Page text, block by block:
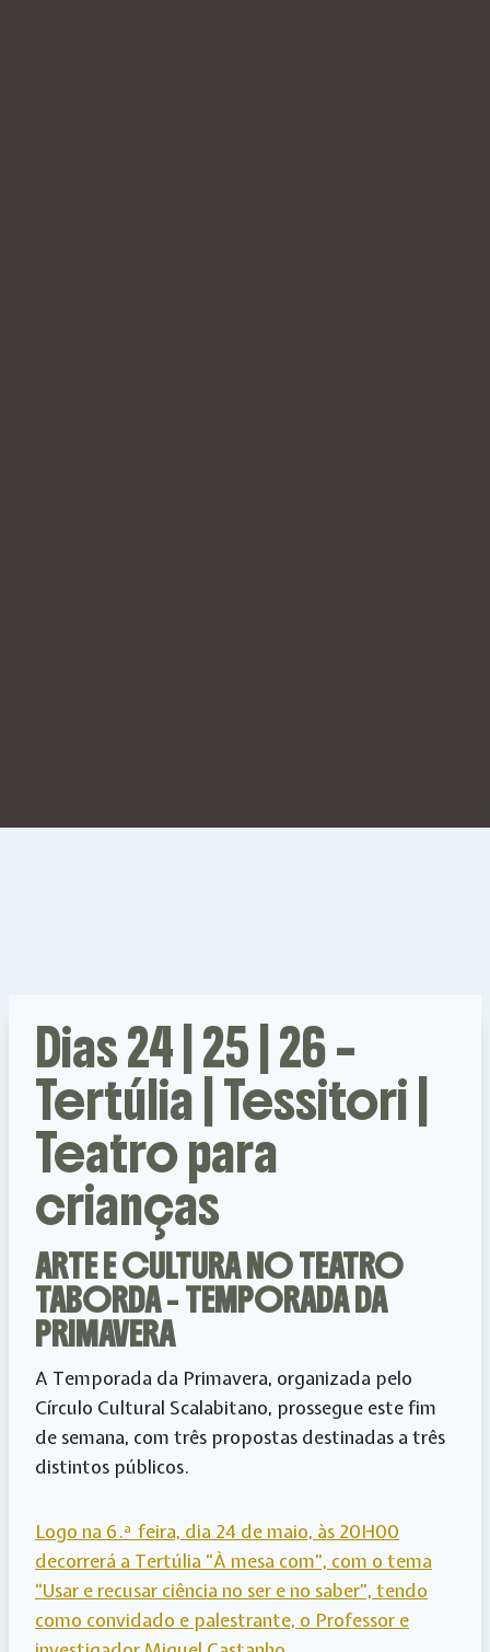
Dias 24 | 25 | 26 –
Tertúlia | Tessitori |
Teatro para
crianças
ARTE E CULTURA NO TEATRO
TABORDA–TEMPORADA DA
PRIMAVERA
A Temporada da Primavera, organizada pelo
Círculo Cultural Scalabitano, prossegue este fim
de semana, com três propostas destinadas a três
distintos públicos.
Logo na 6.ª feira, dia 24 de maio, às 20H00
decorrerá a Tertúlia “À mesa com”, com o tema
“Usar e recusar ciência no ser e no saber”, tendo
como convidado e palestrante, o Professor e